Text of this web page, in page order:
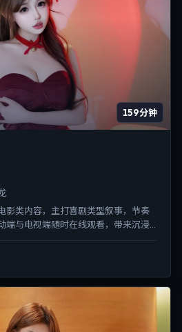
159分钟
影类内容，主打喜剧类型叙事，节奏
端与电视端随时在线观看，带来沉浸